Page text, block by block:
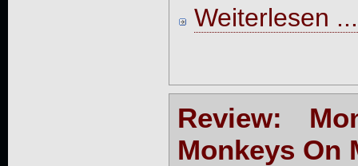
Weiterlesen ...
Review:
Monkeys On